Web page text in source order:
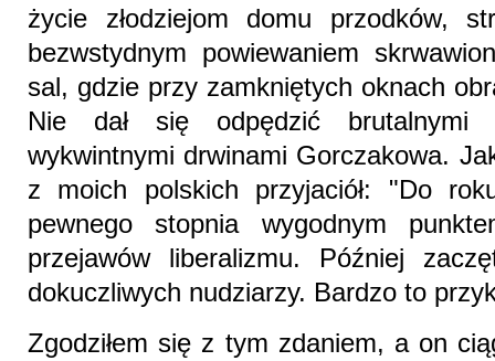
życie złodziejom domu przodków,
bezwstydnym powiewaniem
sal, gdzie przy zamkniętych oknach
Nie dał się odpędzić brutalnymi
wykwintnymi drwinami Gorczakowa.
z moich polskich przyjaciół: "Do
pewnego stopnia wygodnym
przejawów liberalizmu. Później
dokuczliwych nudziarzy. Bardzo to
Zgodziłem się z tym zdaniem, a on